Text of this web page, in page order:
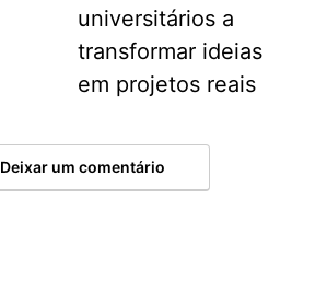
universitários a
transformar ideias
em projetos reais
Deixar um comentário